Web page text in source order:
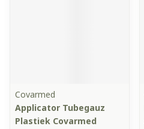
Covarmed
Applicator Tubegauz
Plastiek Covarmed